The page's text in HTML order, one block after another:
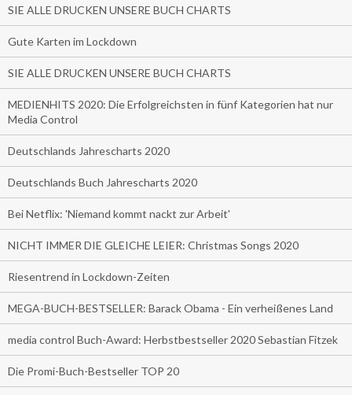
SIE ALLE DRUCKEN UNSERE BUCH CHARTS
Gute Karten im Lockdown
SIE ALLE DRUCKEN UNSERE BUCH CHARTS
MEDIENHITS 2020: Die Erfolgreichsten in fünf Kategorien hat nur
Media Control
Deutschlands Jahrescharts 2020
Deutschlands Buch Jahrescharts 2020
Bei Netflix: 'Niemand kommt nackt zur Arbeit'
NICHT IMMER DIE GLEICHE LEIER: Christmas Songs 2020
Riesentrend in Lockdown-Zeiten
MEGA-BUCH-BESTSELLER: Barack Obama - Ein verheißenes Land
media control Buch-Award: Herbstbestseller 2020 Sebastian Fitzek
Die Promi-Buch-Bestseller TOP 20